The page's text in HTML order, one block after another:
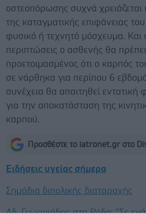
οστεοπόρωσης συχνά χρειάζεται
της καταγματικής επιφάνειας
φυσικό ή τεχνητό μόσχευμα. Και
περιπτώσεις ο ασθενής θα πρέπει
προετοιμασμένος ότι ο καρπός
σε νάρθηκα για περίπου 6
συνέχεια θα απαιτηθεί εντατική
για την αποκατάσταση της
καρπού.
Προσθέστε το iatronet.gr στο
Ειδήσεις υγείας σήμερα
Σημάδια διπολικής διαταραχής